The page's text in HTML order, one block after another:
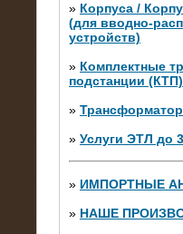
» Корпуса /
(для вводно-
устройств)
» Комплектные
подстанции (КТП)
»
» Услуги ЭТЛ до
» ИМПОРТНЫЕ
» НАШЕ
28.02.2015
Нагрузочные
штуки)